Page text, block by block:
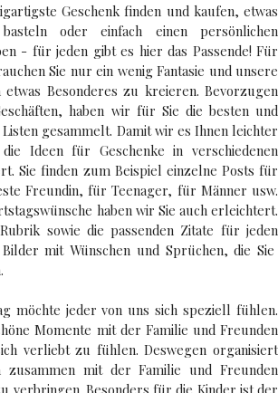
Geschenk finden und kaufen, etwas
oder einfach einen persönlichen
- für jeden gibt es hier das Passende! Für
Sie nur ein wenig Fantasie und unsere
Besonderes zu kreieren. Bevorzugen
haben wir für Sie die besten und
gesammelt. Damit wir es Ihnen leichter
Ideen für Geschenke in verschiedenen
Sie finden zum Beispiel einzelne Posts für
Freundin, für Teenager, für Männer usw.
haben wir Sie auch erleichtert.
sowie die passenden Zitate für jeden
mit Wünschen und Sprüchen, die Sie
möchte jeder von uns sich speziell fühlen.
Momente mit der Familie und Freunden
verliebt zu fühlen. Deswegen organisiert
mit der Familie und Freunden
verbringen. Besonders für die Kinder ist der